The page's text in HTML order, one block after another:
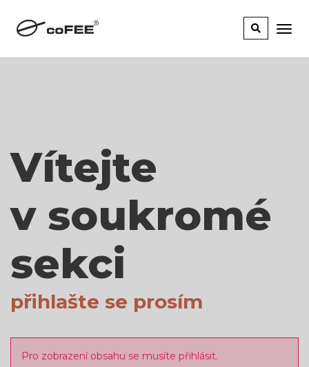
Vítejte
v soukromé
sekci
přihlašte se prosím
Pro zobrazení obsahu se musíte přihlásit.